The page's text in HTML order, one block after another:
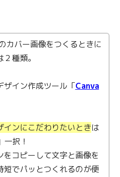
カバー画像をつくるときに
種類。
イン作成ツール「Canva
インにこだわりたいときは
」一択！
をコピーして文字と画像を
短でパッとつくれるのが便